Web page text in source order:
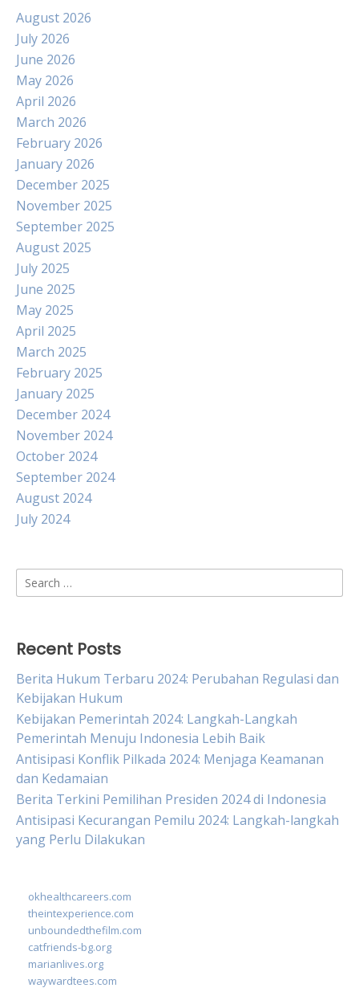
August 2026
July 2026
June 2026
May 2026
April 2026
March 2026
February 2026
January 2026
December 2025
November 2025
September 2025
August 2025
July 2025
June 2025
May 2025
April 2025
March 2025
February 2025
January 2025
December 2024
November 2024
October 2024
September 2024
August 2024
July 2024
Search
for:
Recent Posts
Berita Hukum Terbaru 2024: Perubahan Regulasi dan
Kebijakan Hukum
Kebijakan Pemerintah 2024: Langkah-Langkah
Pemerintah Menuju Indonesia Lebih Baik
Antisipasi Konflik Pilkada 2024: Menjaga Keamanan
dan Kedamaian
Berita Terkini Pemilihan Presiden 2024 di Indonesia
Antisipasi Kecurangan Pemilu 2024: Langkah-langkah
yang Perlu Dilakukan
okhealthcareers.com
theintexperience.com
unboundedthefilm.com
catfriends-bg.org
marianlives.org
waywardtees.com